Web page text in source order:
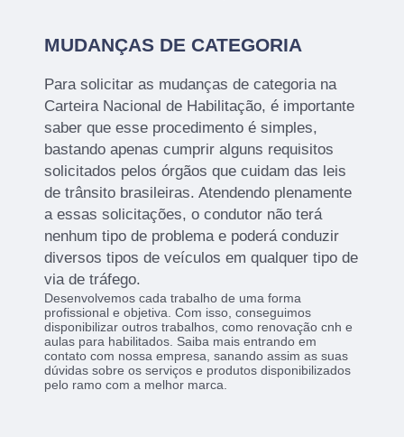
MUDANÇAS DE CATEGORIA
Para solicitar as mudanças de categoria na
Carteira Nacional de Habilitação, é importante
saber que esse procedimento é simples,
bastando apenas cumprir alguns requisitos
solicitados pelos órgãos que cuidam das leis
de trânsito brasileiras. Atendendo plenamente
a essas solicitações, o condutor não terá
nenhum tipo de problema e poderá conduzir
diversos tipos de veículos em qualquer tipo de
via de tráfego.
Desenvolvemos cada trabalho de uma forma
profissional e objetiva. Com isso, conseguimos
disponibilizar outros trabalhos, como renovação cnh e
aulas para habilitados. Saiba mais entrando em
contato com nossa empresa, sanando assim as suas
dúvidas sobre os serviços e produtos disponibilizados
pelo ramo com a melhor marca.